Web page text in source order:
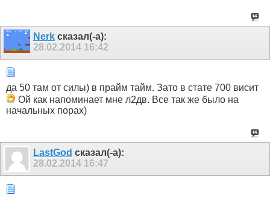
Nerk сказал(-а):
28.02.2014 16:42
да 50 там от силы) в прайм тайм. Зато в стате 700 висит
Ой как напоминает мне л2дв. Все так же было на
начальных порах)
LastGod сказал(-а):
28.02.2014 16:47